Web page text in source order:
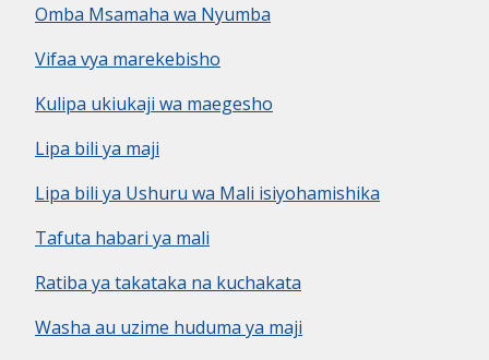
Omba Msamaha wa Nyumba
Vifaa vya marekebisho
Kulipa ukiukaji wa maegesho
Lipa bili ya maji
Lipa bili ya Ushuru wa Mali isiyohamishika
Tafuta habari ya mali
Ratiba ya takataka na kuchakata
Washa au uzime huduma ya maji